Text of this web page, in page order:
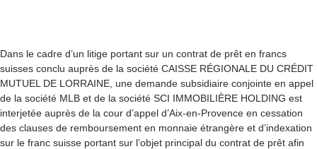
Dans le cadre d’un litige portant sur un contrat de prêt en francs
suisses conclu auprès de la société CAISSE RÉGIONALE DU CRÉDIT
MUTUEL DE LORRAINE, une demande subsidiaire conjointe en appel
de la société MLB et de la société SCI IMMOBILIÈRE HOLDING est
interjetée auprès de la cour d’appel d’Aix-en-Provence en cessation
des clauses de remboursement en monnaie étrangère et d’indexation
sur le franc suisse portant sur l’objet principal du contrat de prêt afin